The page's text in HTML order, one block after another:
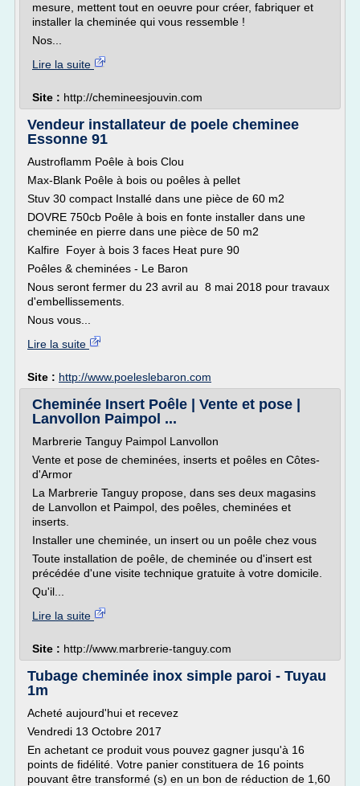
mesure, mettent tout en oeuvre pour créer, fabriquer et
installer la cheminée qui vous ressemble !
Nos...
Lire la suite
Site : http://chemineesjouvin.com
Vendeur installateur de poele cheminee
Essonne 91
Austroflamm Poêle à bois Clou
Max-Blank Poêle à bois ou poêles à pellet
Stuv 30 compact Installé dans une pièce de 60 m2
DOVRE 750cb Poêle à bois en fonte installer dans une
cheminée en pierre dans une pièce de 50 m2
Kalfire Foyer à bois 3 faces Heat pure 90
Poêles & cheminées - Le Baron
Nous seront fermer du 23 avril au 8 mai 2018 pour travaux
d'embellissements.
Nous vous...
Lire la suite
Site : http://www.poeleslebaron.com
Cheminée Insert Poêle | Vente et pose |
Lanvollon Paimpol ...
Marbrerie Tanguy Paimpol Lanvollon
Vente et pose de cheminées, inserts et poêles en Côtes-
d'Armor
La Marbrerie Tanguy propose, dans ses deux magasins
de Lanvollon et Paimpol, des poêles, cheminées et
inserts.
Installer une cheminée, un insert ou un poêle chez vous
Toute installation de poêle, de cheminée ou d'insert est
précédée d'une visite technique gratuite à votre domicile.
Qu'il...
Lire la suite
Site : http://www.marbrerie-tanguy.com
Tubage cheminée inox simple paroi - Tuyau
1m
Acheté aujourd'hui et recevez
Vendredi 13 Octobre 2017
En achetant ce produit vous pouvez gagner jusqu'à 16
points de fidélité. Votre panier constituera de 16 points
pouvant être transformé (s) en un bon de réduction de 1,60